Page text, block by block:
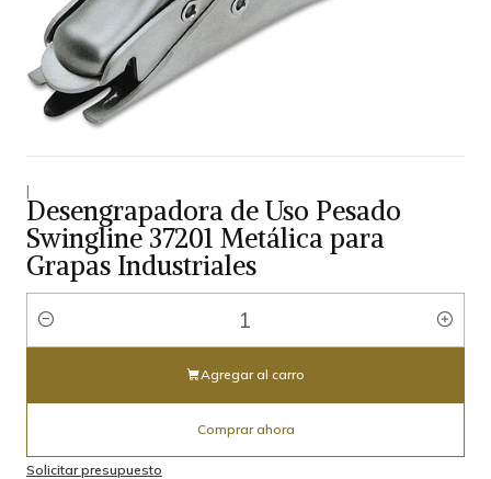
|
Desengrapadora de Uso Pesado
Swingline 37201 Metálica para
Grapas Industriales
Cantidad
Agregar al carro
Comprar ahora
Solicitar presupuesto